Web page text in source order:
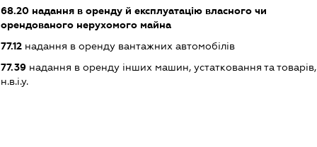
68.20надання в оренду й експлуатацію власного чи
орендованого нерухомого майна
77.12надання в оренду вантажних автомобілів
77.39надання в оренду інших машин, устатковання та товарів,
н.в.і.у.